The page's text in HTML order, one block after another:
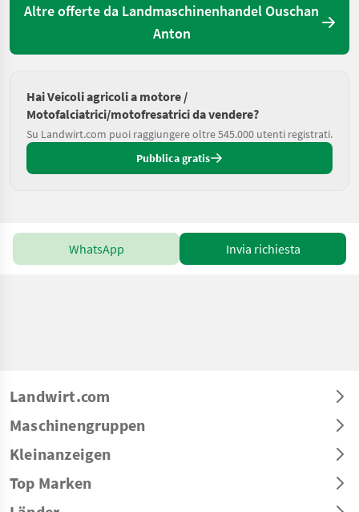
Altre offerte da Landmaschinenhandel Ouschan
Anton
Hai Veicoli agricoli a motore /
Motofalciatrici/motofresatrici da vendere?
Su Landwirt.com puoi raggiungere oltre 545.000 utenti registrati.
Pubblica gratis
WhatsApp Invia richiesta
Landwirt.com
Maschinengruppen
Kleinanzeigen
Top Marken